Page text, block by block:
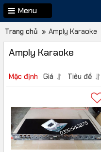
Menu
Trang chủ Amply Karaoke
Amply Karaoke
Mặc định Giá Tiêu đề